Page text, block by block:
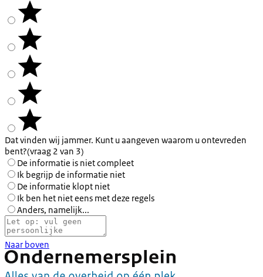
Dat vinden wij jammer. Kunt u aangeven waarom u ontevreden
bent?(vraag 2 van 3)
De informatie is niet compleet
Ik begrijp de informatie niet
De informatie klopt niet
Ik ben het niet eens met deze regels
Anders, namelijk...
Naar boven